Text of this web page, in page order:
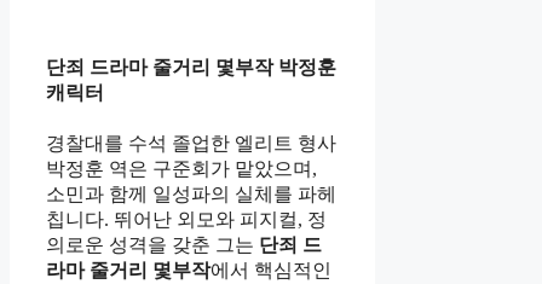
단죄 드라마 줄거리 몇부작 박정훈
캐릭터
경찰대를 수석 졸업한 엘리트 형사
박정훈 역은 구준회가 맡았으며,
소민과 함께 일성파의 실체를 파헤
칩니다. 뛰어난 외모와 피지컬, 정
의로운 성격을 갖춘 그는 단죄 드
라마 줄거리 몇부작에서 핵심적인